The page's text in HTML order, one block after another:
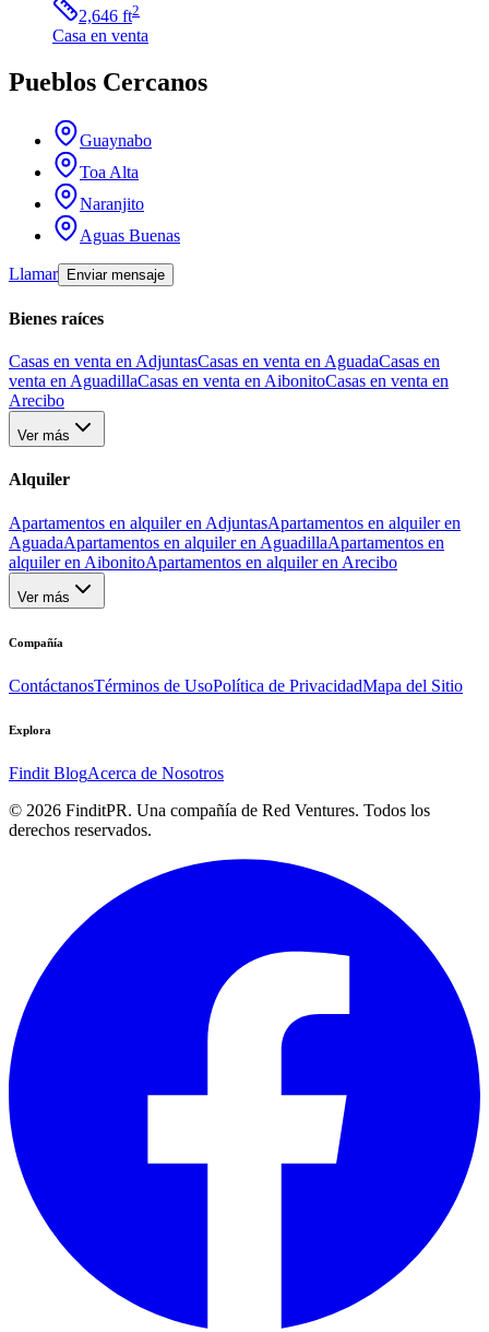
2,646 ft2
Casa en venta
Pueblos Cercanos
Guaynabo
Toa Alta
Naranjito
Aguas Buenas
Llamar Enviar mensaje
Bienes raíces
Casas en venta en AdjuntasCasas en venta en AguadaCasas en
venta en AguadillaCasas en venta en AibonitoCasas en venta en
Arecibo
Ver más
Alquiler
Apartamentos en alquiler en AdjuntasApartamentos en alquiler en
AguadaApartamentos en alquiler en AguadillaApartamentos en
alquiler en AibonitoApartamentos en alquiler en Arecibo
Ver más
Compañía
ContáctanosTérminos de UsoPolítica de PrivacidadMapa del Sitio
Explora
Findit BlogAcerca de Nosotros
© 2026 FinditPR. Una compañía de Red Ventures. Todos los
derechos reservados.